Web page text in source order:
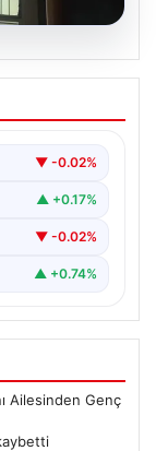
▼ -0.02%
▲ +0.17%
▼ -0.02%
▲ +0.74%
Ailesinden Genç